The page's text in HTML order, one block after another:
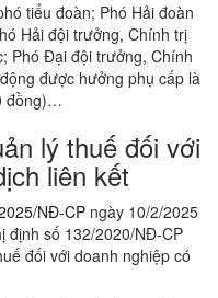
tiểu đoàn; Phó Hải đoàn
Hải đội trưởng, Chính trị
Phó Đại đội trưởng, Chính
được hưởng phụ cấp là
đồng)…
lý thuế đối với
liên kết
NĐ-CP ngày 10/2/2025
định số 132/2020/NĐ-CP
đối với doanh nghiệp có